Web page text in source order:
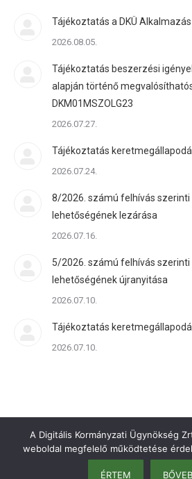
Tájékoztatás a DKÜ
2026.08.05.
Tájékoztatás beszerzési
alapján történő
DKM01MSZOLG23
2026.07.27.
Tájékoztatás
2026.07.24.
8/2026. számú felhívás
lehetőségének lezárása
2026.07.16.
5/2026. számú felhívás
lehetőségének újranyitása
2026.07.10.
Tájékoztatás
2026.07.10.
A Digitális Kormányzati Ügynökség
weboldal megfelelő működtetése
ÉRTEM